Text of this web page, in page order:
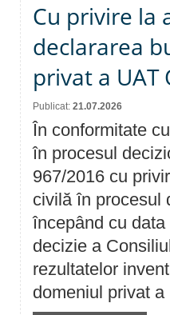
Cu privire la
declararea
privat a UAT
Publicat: 21.07.2026
În conformitate
în procesul
967/2016 cu
civilă în procesul
începând cu
decizie a
rezultatelor
domeniul privat a